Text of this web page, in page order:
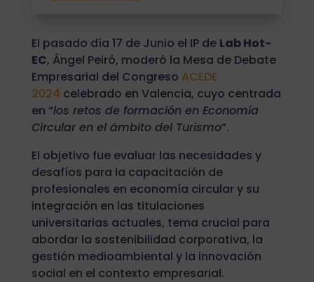
El pasado día 17 de Junio el IP de Lab Hot-
EC, Ángel Peiró, moderó la Mesa de Debate
Empresarial del Congreso ACEDE
2024 celebrado en Valencia, cuyo centrada
en “los retos de formación en Economía
Circular en el ámbito del Turismo”.
El objetivo fue evaluar las necesidades y
desafíos para la capacitación de
profesionales en economía circular y su
integración en las titulaciones
universitarias actuales, tema crucial para
abordar la sostenibilidad corporativa, la
gestión medioambiental y la innovación
social en el contexto empresarial.